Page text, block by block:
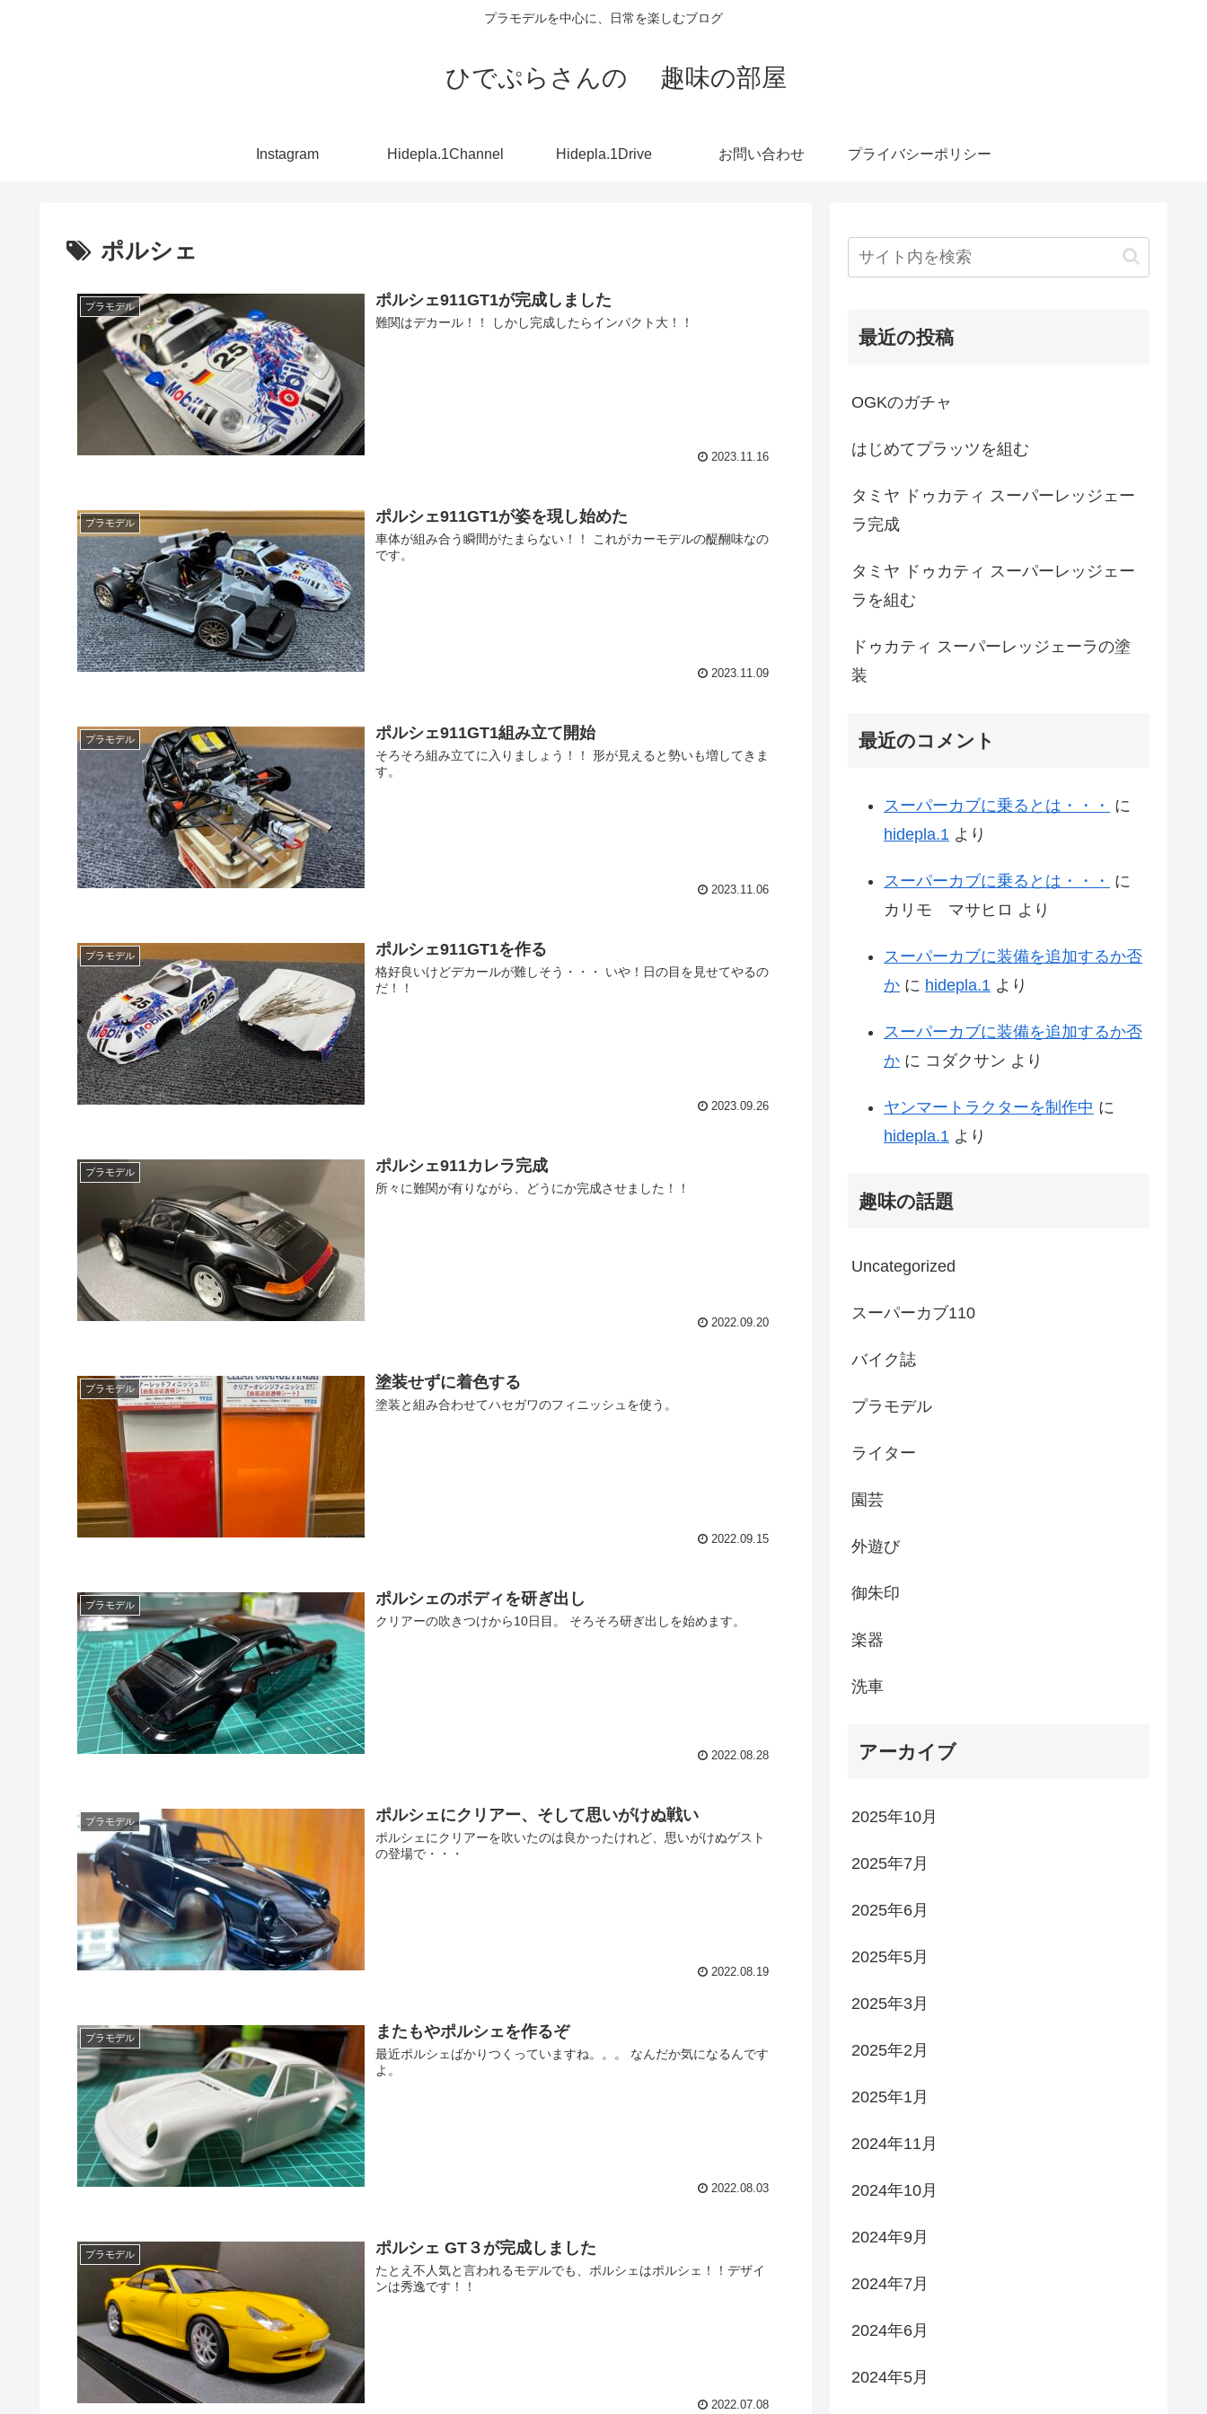
プラモデルを中心に、日常を楽しむブログ
ひでぷらさんの 趣味の部屋
Instagram Hidepla.1Channel Hidepla.1Drive お問い合わせ プライバシーポリシー
ポルシェ
プラモデル ポルシェ911GT1が完成しました
難関はデカール！！ しかし完成したらインパクト大！！
2023.11.16
プラモデル ポルシェ911GT1が姿を現し始めた
車体が組み合う瞬間がたまらない！！ これがカーモデルの醍醐味なの
です。
2023.11.09
プラモデル ポルシェ911GT1組み立て開始
そろそろ組み立てに入りましょう！！ 形が見えると勢いも増してきま
す。
2023.11.06
プラモデル ポルシェ911GT1を作る
格好良いけどデカールが難しそう・・・ いや！日の目を見せてやるの
だ！！
2023.09.26
プラモデル ポルシェ911カレラ完成
所々に難関が有りながら、どうにか完成させました！！
2022.09.20
プラモデル 塗装せずに着色する
塗装と組み合わせてハセガワのフィニッシュを使う。
2022.09.15
プラモデル ポルシェのボディを研ぎ出し
クリアーの吹きつけから10日目。 そろそろ研ぎ出しを始めます。
2022.08.28
プラモデル ポルシェにクリアー、そして思いがけぬ戦い
ポルシェにクリアーを吹いたのは良かったけれど、思いがけぬゲスト
の登場で・・・
2022.08.19
プラモデル またもやポルシェを作るぞ
最近ポルシェばかりつくっていますね。。。 なんだか気になるんです
よ。
2022.08.03
プラモデル ポルシェ GT３が完成しました
たとえ不人気と言われるモデルでも、ポルシェはポルシェ！！デザイ
ンは秀逸です！！
2022.07.08
最近の投稿
OGKのガチャ
はじめてプラッツを組む
タミヤ ドゥカティ スーパーレッジェー
ラ完成
タミヤ ドゥカティ スーパーレッジェー
ラを組む
ドゥカティ スーパーレッジェーラの塗
装
最近のコメント
スーパーカブに乗るとは・・・
に
hidepla.1 より
スーパーカブに乗るとは・・・
に
カリモ マサヒロ より
スーパーカブに装備を追加するか否
か に hidepla.1 より
スーパーカブに装備を追加するか否
か に コダクサン より
ヤンマートラクターを制作中 に
hidepla.1 より
趣味の話題
Uncategorized
スーパーカブ110
バイク誌
プラモデル
ライター
園芸
外遊び
御朱印
楽器
洗車
アーカイブ
2025年10月
2025年7月
2025年6月
2025年5月
2025年3月
2025年2月
2025年1月
2024年11月
2024年10月
2024年9月
2024年7月
2024年6月
2024年5月